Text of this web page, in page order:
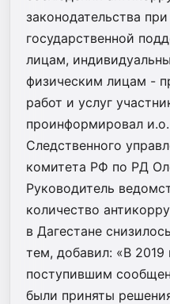
законодательства
государственной
лицам,
физическим лицам -
работ и услуг
проинформировал
Следственного
комитета РФ по РД
Руководитель
количество
в Дагестане
тем, добавил: «В 2019
поступившим
были приняты